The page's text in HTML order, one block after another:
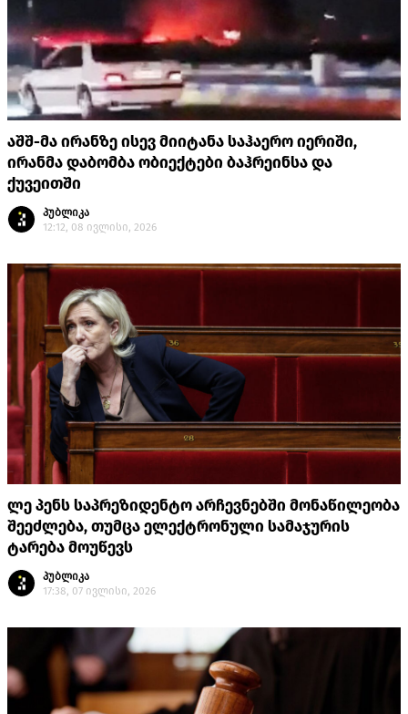
აშშ-მა ირანზე ისევ მიიტანა საჰაერო იერიში,
ირანმა დაბომბა ობიექტები ბაჰრეინსა და
ქუვეითში
პუბლიკა
12:12, 08 ივლისი, 2026
ლე პენს საპრეზიდენტო არჩევნებში მონაწილეობა
შეეძლება, თუმცა ელექტრონული სამაჯურის
ტარება მოუწევს
პუბლიკა
17:38, 07 ივლისი, 2026